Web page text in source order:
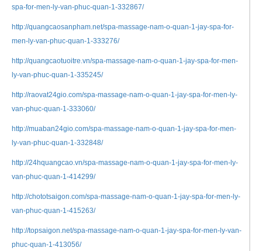
spa-for-men-ly-van-phuc-quan-1-332867/
http://quangcaosanpham.net/spa-massage-nam-o-quan-1-jay-spa-for-
men-ly-van-phuc-quan-1-333276/
http://quangcaotuoitre.vn/spa-massage-nam-o-quan-1-jay-spa-for-men-
ly-van-phuc-quan-1-335245/
http://raovat24gio.com/spa-massage-nam-o-quan-1-jay-spa-for-men-ly-
van-phuc-quan-1-333060/
http://muaban24gio.com/spa-massage-nam-o-quan-1-jay-spa-for-men-
ly-van-phuc-quan-1-332848/
http://24hquangcao.vn/spa-massage-nam-o-quan-1-jay-spa-for-men-ly-
van-phuc-quan-1-414299/
http://chototsaigon.com/spa-massage-nam-o-quan-1-jay-spa-for-men-ly-
van-phuc-quan-1-415263/
http://topsaigon.net/spa-massage-nam-o-quan-1-jay-spa-for-men-ly-van-
phuc-quan-1-413056/